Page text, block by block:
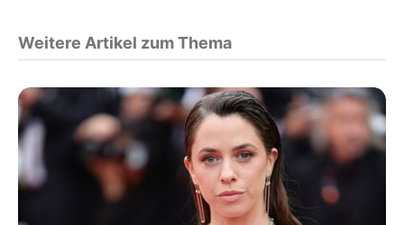
Weitere Artikel zum Thema